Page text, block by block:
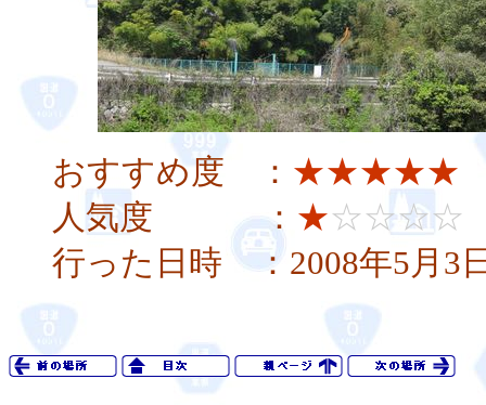
おすすめ度 ： ★★★★★
人気度 ： ★☆☆☆☆
行った日時 ：2008年5月3